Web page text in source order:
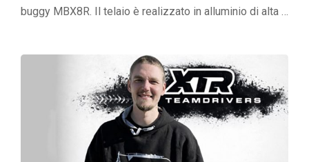
buggy MBX8R. Il telaio è realizzato in alluminio di alta …